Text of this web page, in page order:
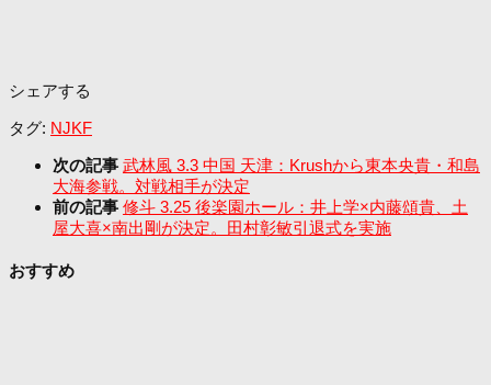
シェアする
タグ: NJKF
次の記事 武林風 3.3 中国 天津：Krushから東本央貴・和島
大海参戦。対戦相手が決定
前の記事 修斗 3.25 後楽園ホール：井上学×内藤頌貴、土
屋大喜×南出剛が決定。田村彰敏引退式を実施
おすすめ